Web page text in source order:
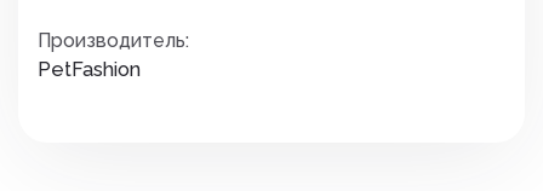
Производитель:
PetFashion